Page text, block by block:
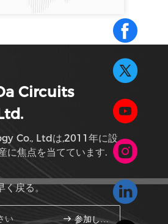
Circuits
Co., Ltdは,2011年に設
に焦点を当てています.
く戻る。
参加しなさい